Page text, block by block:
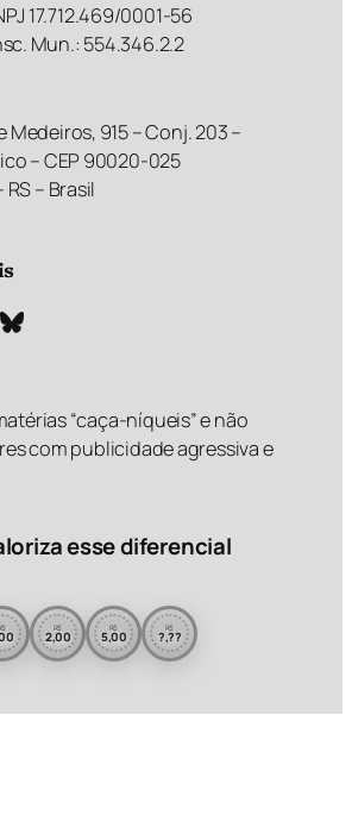
17.712.469/0001-56
Mun.: 554.346.2.2
Medeiros, 915 – Conj. 203 –
– CEP 90020-025
– Brasil
Bluesky
“caça-níqueis” e não
com publicidade agressiva e
esse diferencial
R$
2,00 R$
5,00 R$
?,??